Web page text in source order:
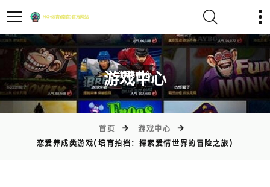
)
游戏中心
首页
游戏中心
恋爱养成类游戏(培育拍档：探索爱情世界的冒险之旅)